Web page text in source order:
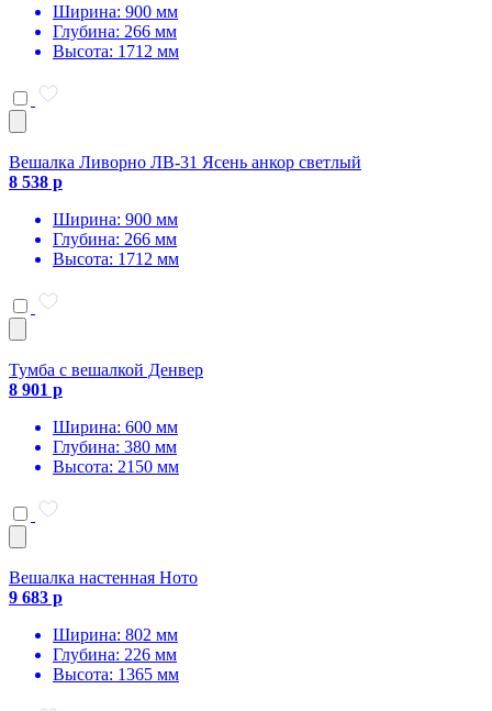
Ширина: 900 мм
Глубина: 266 мм
Высота: 1712 мм
Вешалка Ливорно ЛВ-31 Ясень анкор светлый
8 538 р
Ширина: 900 мм
Глубина: 266 мм
Высота: 1712 мм
Тумба с вешалкой Денвер
8 901 р
Ширина: 600 мм
Глубина: 380 мм
Высота: 2150 мм
Вешалка настенная Ното
9 683 р
Ширина: 802 мм
Глубина: 226 мм
Высота: 1365 мм